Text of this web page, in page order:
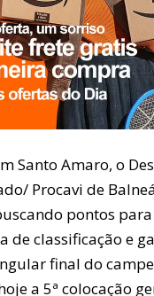
Santo Amaro, o
Procavi de
pontos
de classificação e
final do
a 5ª colocação